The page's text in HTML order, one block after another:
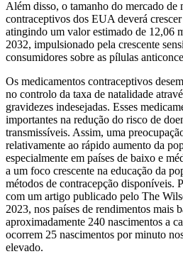
Além disso, o tamanho do mercado de
contraceptivos dos EUA deverá
atingindo um valor estimado de 12,06
2032, impulsionado pela crescente
consumidores sobre as pílulas
Os medicamentos contraceptivos
no controlo da taxa de natalidade
gravidezes indesejadas. Esses
importantes na redução do risco de
transmissíveis. Assim, uma
relativamente ao rápido aumento da
especialmente em países de baixo e
a um foco crescente na educação da
métodos de contracepção disponíveis.
com um artigo publicado pelo The
2023, nos países de rendimentos mais
aproximadamente 240 nascimentos a
ocorrem 25 nascimentos por minuto
elevado.